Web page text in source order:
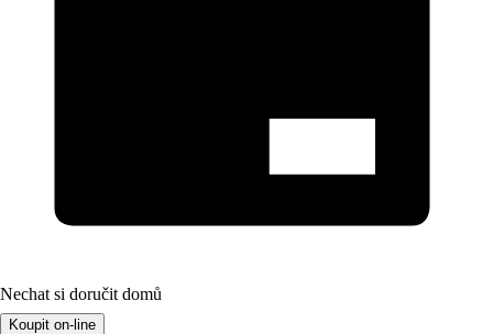
Nechat si doručit domů
Koupit on-line